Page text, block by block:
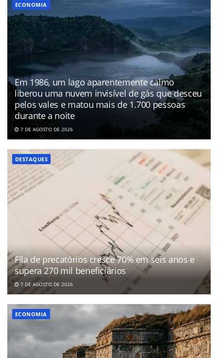
ECONOMIA
Em 1986, um lago aparentemente calmo
liberou uma nuvem invisível de gás que desceu
pelos vales e matou mais de 1.700 pessoas
durante a noite
7 DE AGOSTO DE 2026
DESTAQUES
Fila de precatórios cresce 70% em seis anos e
supera 270 mil beneficiários
7 DE AGOSTO DE 2026
ECONOMIA